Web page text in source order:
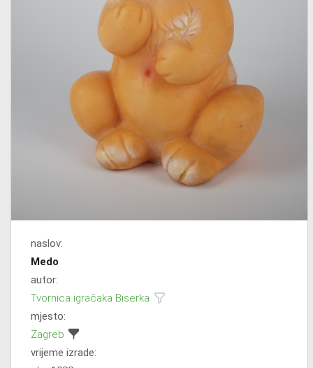
naslov:
Medo
autor:
Tvornica igračaka Biserka
mjesto:
Zagreb
vrijeme izrade: